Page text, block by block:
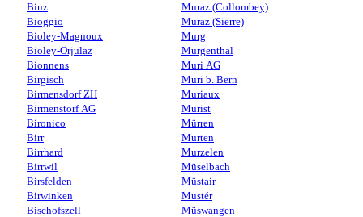
Binz
Bioggio
Bioley-Magnoux
Bioley-Orjulaz
Bionnens
Birgisch
Birmensdorf ZH
Birmenstorf AG
Bironico
Birr
Birrhard
Birrwil
Birsfelden
Birwinken
Bischofszell
Muraz (Collombey)
Muraz (Sierre)
Murg
Murgenthal
Muri AG
Muri b. Bern
Muriaux
Murist
Mürren
Murten
Murzelen
Müselbach
Müstair
Mustér
Müswangen